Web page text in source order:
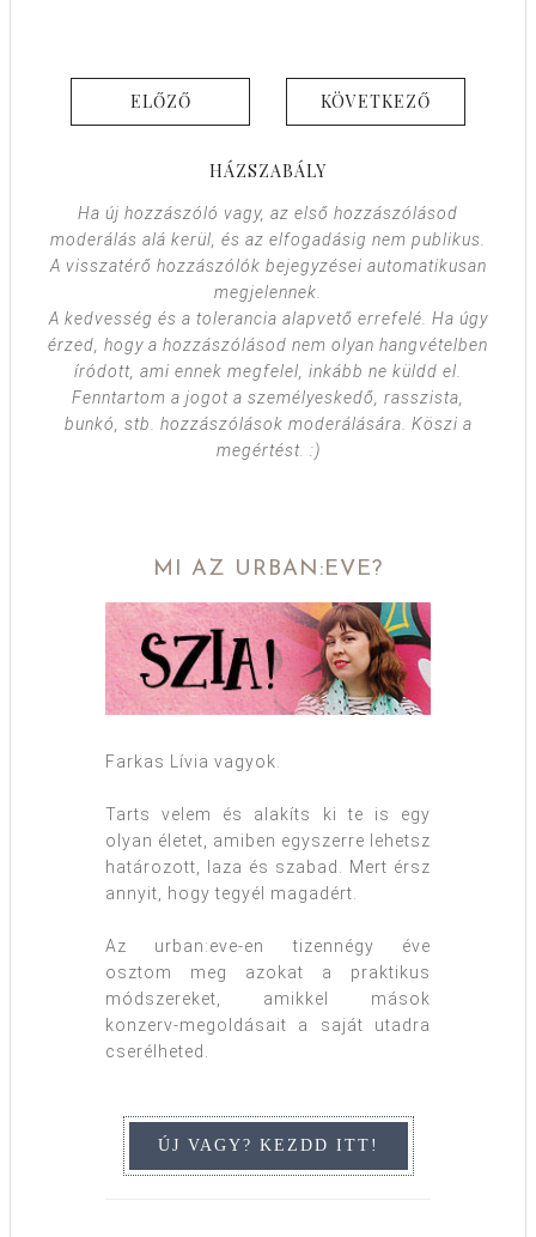
ELŐZŐ KÖVETKEZŐ
HÁZSZABÁLY
Ha új hozzászóló vagy, az első hozzászólásod
moderálás alá kerül, és az elfogadásig nem publikus.
A visszatérő hozzászólók bejegyzései automatikusan
megjelennek.
A kedvesség és a tolerancia alapvető errefelé. Ha úgy
érzed, hogy a hozzászólásod nem olyan hangvételben
íródott, ami ennek megfelel, inkább ne küldd el.
Fenntartom a jogot a személyeskedő, rasszista,
bunkó, stb. hozzászólások moderálására. Köszi a
megértést. :)
MI AZ URBAN:EVE?
Farkas Lívia vagyok.
Tarts velem és alakíts ki te is egy
olyan életet, amiben egyszerre lehetsz
határozott, laza és szabad. Mert érsz
annyit, hogy tegyél magadért.
Az urban:eve-en tizennégy éve
osztom meg azokat a praktikus
módszereket, amikkel mások
konzerv-megoldásait a saját utadra
cserélheted.